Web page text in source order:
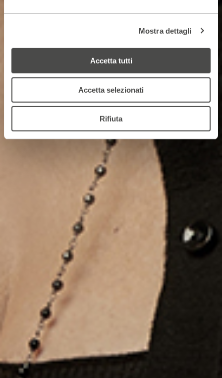
Mostra dettagli
Accetta tutti
Accetta selezionati
Rifiuta